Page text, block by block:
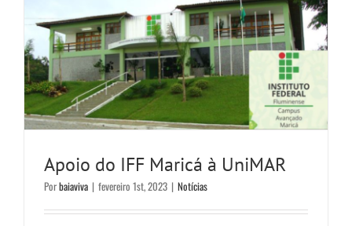
Apoio do IFF Maricá à UniMAR
Porbaiaviva | fevereiro 1st, 2023 | Notícias